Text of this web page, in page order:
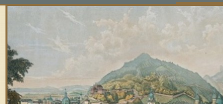
Zahlungsmethoden: RAIBA - Flachgau Mitte - IBAN